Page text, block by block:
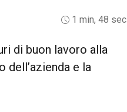
1 min, 48 sec
di buon lavoro alla
dell’azienda e la